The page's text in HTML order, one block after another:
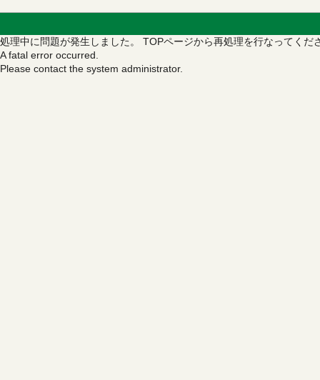
処理中に問題が発生しました。 TOPページから再処理を行なってくだ
A fatal error occurred.
Please contact the system administrator.